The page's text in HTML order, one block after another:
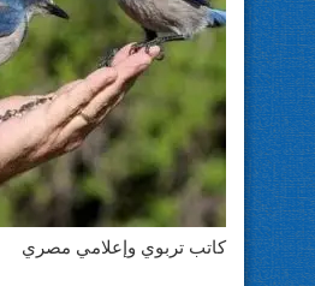
كاتب تربوي وإعلامي مصري